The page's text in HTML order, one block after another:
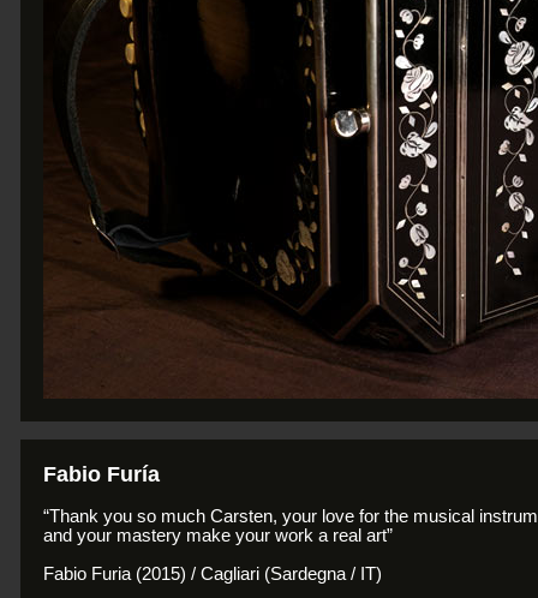
Fabio Furía
“Thank you so much Carsten, your love for the musical
and your mastery make your work a real art”
Fabio Furia (2015) / Cagliari (Sardegna / IT)